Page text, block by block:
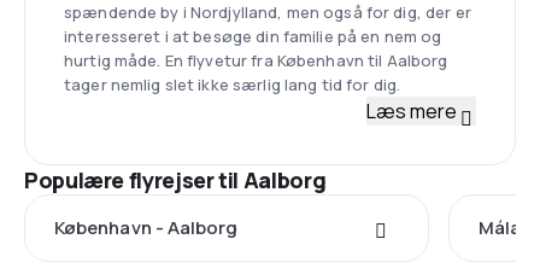
spændende by i Nordjylland, men også for dig, der er
interesseret i at besøge din familie på en nem og
hurtig måde. En flyvetur fra København til Aalborg
tager nemlig slet ikke særlig lang tid for dig.
Læs mere
Populære flyrejser til Aalborg
København - Aalborg